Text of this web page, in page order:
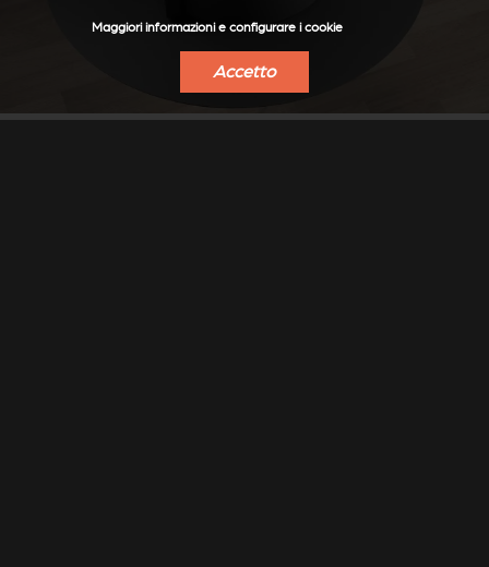
Maggiori informazioni e configurare i cookie
Accetto